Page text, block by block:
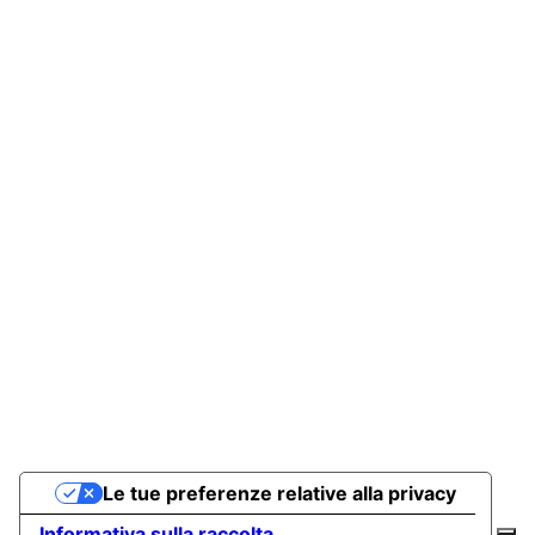
Le tue preferenze relative alla privacy